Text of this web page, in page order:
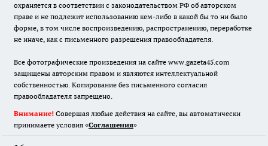
охраняется в соответствии с законодательством РФ об авторском
праве и не подлежит использованию кем-либо в какой бы то ни было
форме, в том числе воспроизведению, распространению, переработке
не иначе, как с письменного разрешения правообладателя.
Все фотографические произведения на сайте www.gazeta45.com
защищены авторским правом и являются интеллектуальной
собственностью. Копирование без письменного согласия
правообладателя запрещено.
Внимание! Совершая любые действия на сайте, вы автоматически
принимаете условия «Cоглашения»